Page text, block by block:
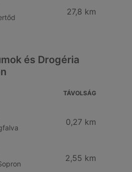
27,8 km
és Drogéria
TÁVOLSÁG
0,27 km
2,55 km